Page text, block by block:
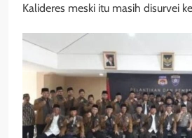
Kalideres meski itu masih disurvei